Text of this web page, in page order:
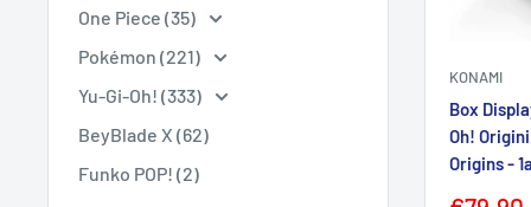
One Piece (35)
Pokémon (221)
Yu-Gi-Oh! (333)
BeyBlade X (62)
Funko POP! (2)
KONAMI
Box
Oh!
Origins -